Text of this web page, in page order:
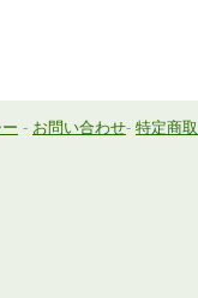
- お問い合わせ- 特定商